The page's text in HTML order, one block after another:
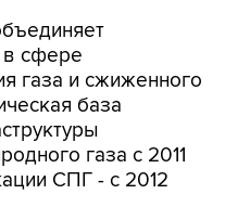
в сфере
газа и сжиженного
база
газа с 2011
СПГ - с 2012